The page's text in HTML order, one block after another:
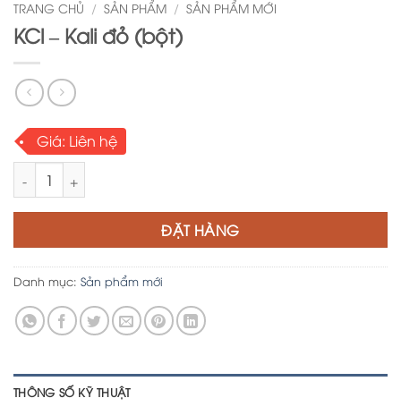
TRANG CHỦ / SẢN PHẨM / SẢN PHẨM MỚI
KCl – Kali đỏ (bột)
Giá: Liên hệ
KCl - Kali đỏ (bột) số lượng
ĐẶT HÀNG
Danh mục: Sản phẩm mới
THÔNG SỐ KỸ THUẬT